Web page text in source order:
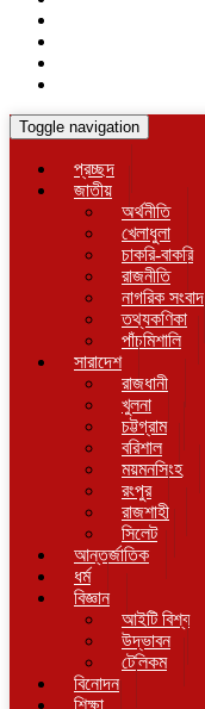
Toggle navigation
প্রচ্ছদ
জাতীয়
অর্থনীতি
খেলাধুলা
চাকরি-বাকরি
রাজনীতি
নাগরিক সংবাদ
তথ্যকণিকা
পাঁচমিশালি
সারাদেশ
রাজধানী
খুলনা
চট্টগ্রাম
বরিশাল
ময়মনসিংহ
রংপুর
রাজশাহী
সিলেট
আন্তর্জাতিক
ধর্ম
বিজ্ঞান
আইটি বিশ্ব
উদ্ভাবন
টেলিকম
বিনোদন
শিক্ষা